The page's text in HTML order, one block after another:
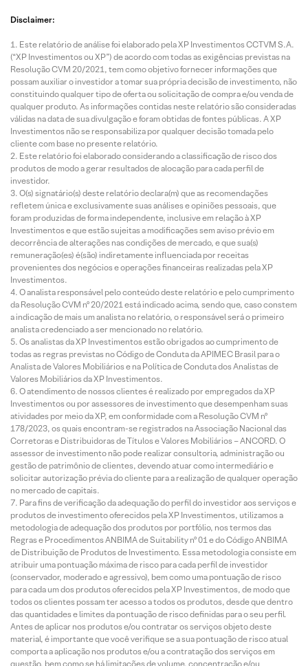
Disclaimer:
Este relatório de análise foi elaborado pela XP Investimentos CCTVM S.A.
(“XP Investimentos ou XP”) de acordo com todas as exigências previstas na
Resolução CVM 20/2021, tem como objetivo fornecer informações que
possam auxiliar o investidor a tomar sua própria decisão de investimento, não
constituindo qualquer tipo de oferta ou solicitação de compra e/ou venda de
qualquer produto. As informações contidas neste relatório são consideradas
válidas na data de sua divulgação e foram obtidas de fontes públicas. A XP
Investimentos não se responsabiliza por qualquer decisão tomada pelo
cliente com base no presente relatório.
Este relatório foi elaborado considerando a classificação de risco dos
produtos de modo a gerar resultados de alocação para cada perfil de
investidor.
O(s) signatário(s) deste relatório declara(m) que as recomendações
refletem única e exclusivamente suas análises e opiniões pessoais, que
foram produzidas de forma independente, inclusive em relação à XP
Investimentos e que estão sujeitas a modificações sem aviso prévio em
decorrência de alterações nas condições de mercado, e que sua(s)
remuneração(es) é(são) indiretamente influenciada por receitas
provenientes dos negócios e operações financeiras realizadas pela XP
Investimentos.
O analista responsável pelo conteúdo deste relatório e pelo cumprimento
da Resolução CVM nº 20/2021 está indicado acima, sendo que, caso constem
a indicação de mais um analista no relatório, o responsável será o primeiro
analista credenciado a ser mencionado no relatório.
Os analistas da XP Investimentos estão obrigados ao cumprimento de
todas as regras previstas no Código de Conduta da APIMEC Brasil para o
Analista de Valores Mobiliários e na Política de Conduta dos Analistas de
Valores Mobiliários da XP Investimentos.
O atendimento de nossos clientes é realizado por empregados da XP
Investimentos ou por assessores de investimento que desempenham suas
atividades por meio da XP, em conformidade com a Resolução CVM nº
178/2023, os quais encontram-se registrados na Associação Nacional das
Corretoras e Distribuidoras de Títulos e Valores Mobiliários – ANCORD. O
assessor de investimento não pode realizar consultoria, administração ou
gestão de patrimônio de clientes, devendo atuar como intermediário e
solicitar autorização prévia do cliente para a realização de qualquer operação
no mercado de capitais.
Para fins de verificação da adequação do perfil do investidor aos serviços e
produtos de investimento oferecidos pela XP Investimentos, utilizamos a
metodologia de adequação dos produtos por portfólio, nos termos das
Regras e Procedimentos ANBIMA de Suitability nº 01 e do Código ANBIMA
de Distribuição de Produtos de Investimento. Essa metodologia consiste em
atribuir uma pontuação máxima de risco para cada perfil de investidor
(conservador, moderado e agressivo), bem como uma pontuação de risco
para cada um dos produtos oferecidos pela XP Investimentos, de modo que
todos os clientes possam ter acesso a todos os produtos, desde que dentro
das quantidades e limites da pontuação de risco definidas para o seu perfil.
Antes de aplicar nos produtos e/ou contratar os serviços objeto deste
material, é importante que você verifique se a sua pontuação de risco atual
comporta a aplicação nos produtos e/ou a contratação dos serviços em
questão, bem como se há limitações de volume, concentração e/ou